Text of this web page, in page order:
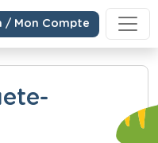
/ Mon Compte